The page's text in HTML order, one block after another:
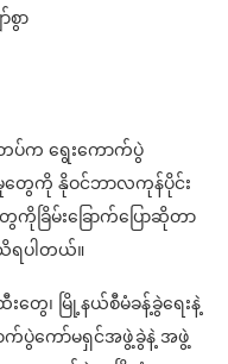
စွာ
တပ်က ရွေးကောက်ပွဲ
တွေကို နိုဝင်ဘာလကုန်ပိုင်း
ခြိမ်းခြောက်ပြောဆိုတာ
ပါတယ်။
တွေ၊ မြို့နယ်စီမံခန့်ခွဲရေးနဲ့
က်ပွဲကော်မရှင်အဖွဲ့ခွဲနဲ့ အဖွဲ့